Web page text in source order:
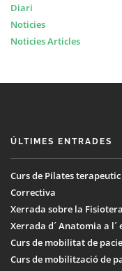
Diari
Noticies
Noticies Articles
ÚLTIMES ENTRADES
Curs de Pilates
Correctiva
Xerrada sobre la
Xerrada d´ Anatomia a l´
Curs de mobilitat de
Curs de mobilització de